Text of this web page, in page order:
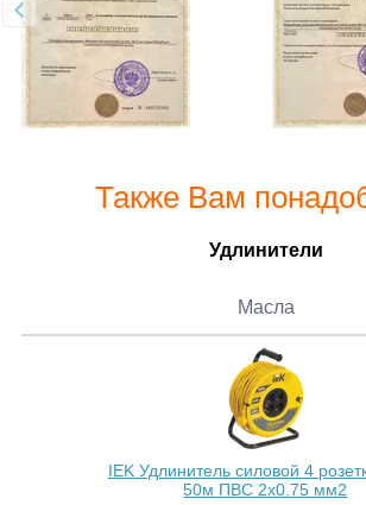
Также Вам
Удлинители
Масла
IEK Удлинитель силовой 4
50м ПВС 2х0.75 мм2